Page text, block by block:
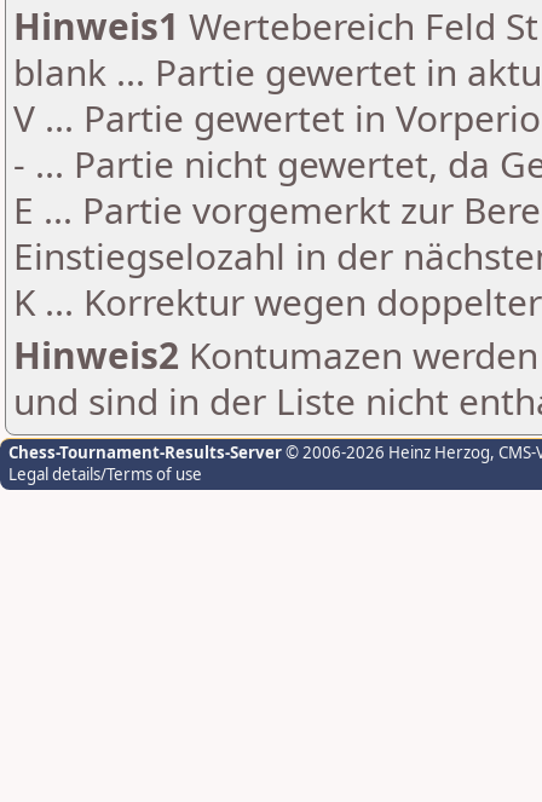
Hinweis1 Wertebereich Feld
blank ... Partie gewertet in
V ... Partie gewertet in
- ... Partie nicht gewertet, da
E ... Partie vorgemerkt zur
Einstiegselozahl in der
K ... Korrektur wegen
Hinweis2 Kontumazen
und sind in der Liste nicht
Chess-Tournament-Results-Server© 2006-2026 Heinz Herzog,
Legal details/Terms of use